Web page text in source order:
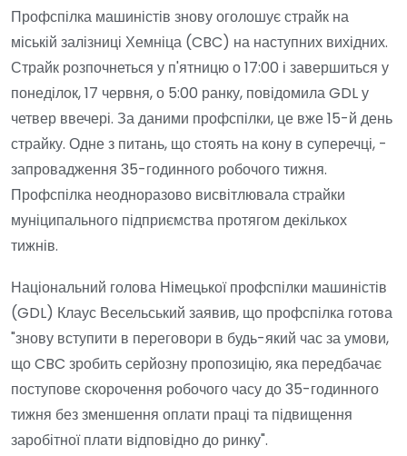
Профспілка машиністів знову оголошує страйк на
міській залізниці Хемніца (CBC) на наступних вихідних.
Страйк розпочнеться у п'ятницю о 17:00 і завершиться у
понеділок, 17 червня, о 5:00 ранку, повідомила GDL у
четвер ввечері. За даними профспілки, це вже 15-й день
страйку. Одне з питань, що стоять на кону в суперечці, -
запровадження 35-годинного робочого тижня.
Профспілка неодноразово висвітлювала страйки
муніципального підприємства протягом декількох
тижнів.
Національний голова Німецької профспілки машиністів
(GDL) Клаус Весельський заявив, що профспілка готова
"знову вступити в переговори в будь-який час за умови,
що CBC зробить серйозну пропозицію, яка передбачає
поступове скорочення робочого часу до 35-годинного
тижня без зменшення оплати праці та підвищення
заробітної плати відповідно до ринку".